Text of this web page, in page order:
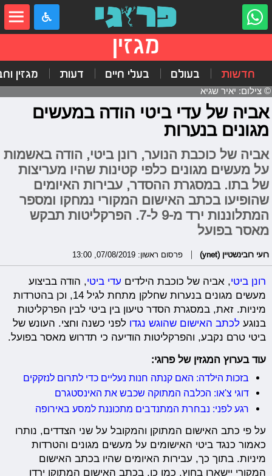
מגזין
חדשות בעולם בעלי חיים דעות מגזין
© צילום: יאיר שגיא
אביה של עדי ביטי הודה במעשים
מגונים בנערות
אביה של כוכבת הנוער, רונן ביטי, הודה באשמות
על מעשים מגונים כלפי קטינות שהיו מעריצות
של בתו. במסגרת ההסדר, עבירות האיומים
שהופיעו בכתב האישום המקורי נמחקו ומספר
המתלוננות ירד מ-9 ל-7. הפרקליטות תבקש
מאסר בפועל
רועי רובינשטיין (ynet) פרסום ראשון: 07/08/2019, 13:00
רונן ביטי, אביה של כוכבת הילדים עדי ביטי, הודה בביצוע
מעשים מגונים בנערות שחלקן מתחת לגיל 14, וכן בהטרדות
מיניות. זאת, במסגרת הסדר טיעון בין ביטי לבין הפרקליטות
בנוגעלכתב האישום שהוגש נגדו לפני כשנה וחצי. העונש של
ביטי טרם נקבע, והפרקליטות הודיעה כי תדרוש מאסר בפועל.
עוד בערוץ המגזין של פרוגי:
בזכות הילדה: האם קנתה חנות נעליים כדי לתרום לנזקקים
דוגי צ'או: הכלבה המתוקה שכבש את האינסטגרם
רגע לפני: נבחרת המתנדבים מתכוננת למסע באירופה
על פי כתב האישום המתוקן והמקובל על שני הצדדים, נותרו
כאמור כנגד ביטי האישומים על מעשים מגונים והטרדות
מיניות. בתוך כך, עבירות האיומים שהיו בכתב האישום
המקורי יישארו בחוץ. כמו כן, בכתב האישום המתוקן ירדו